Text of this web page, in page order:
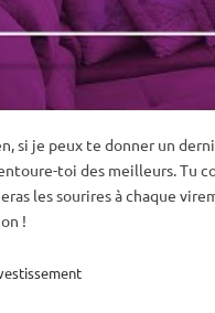
si je peux te donner un
toi des meilleurs. Tu
les sourires à chaque
!